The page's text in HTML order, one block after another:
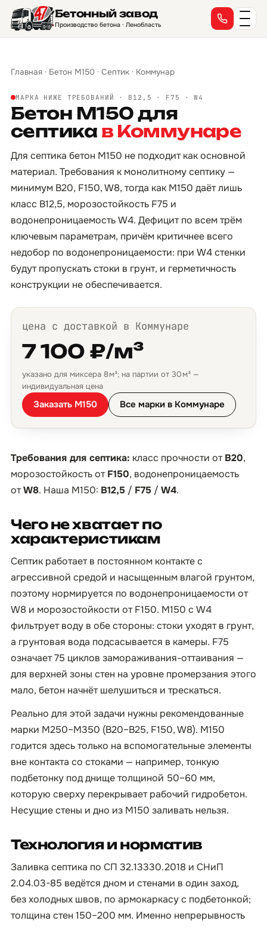
Бетонный завод
Производство бетона · Ленобласть
Главная · Бетон М150 · Септик · Коммунар
МАРКА НИЖЕ ТРЕБОВАНИЙ · B12,5 · F75 · W4
Бетон М150 для
септика в Коммунаре
Для септика бетон М150 не подходит как основной
материал. Требования к монолитному септику —
минимум B20, F150, W8, тогда как М150 даёт лишь
класс B12,5, морозостойкость F75 и
водонепроницаемость W4. Дефицит по всем трём
ключевым параметрам, причём критичнее всего
недобор по водонепроницаемости: при W4 стенки
будут пропускать стоки в грунт, и герметичность
конструкции не обеспечивается.
цена с доставкой в Коммунаре
7 100 ₽/м³
указано для миксера 8 м³; на партии от 30 м³ —
индивидуальная цена
Заказать М150 Все марки в Коммунаре
Требования для септика: класс прочности отB20,
морозостойкость отF150, водонепроницаемость
отW8. Наша М150: B12,5 / F75 / W4.
Чего не хватает по
характеристикам
Септик работает в постоянном контакте с
агрессивной средой и насыщенным влагой грунтом,
поэтому нормируется по водонепроницаемости от
W8 и морозостойкости от F150. М150 с W4
фильтрует воду в обе стороны: стоки уходят в грунт,
а грунтовая вода подсасывается в камеры. F75
означает 75 циклов замораживания-оттаивания —
для верхней зоны стен на уровне промерзания этого
мало, бетон начнёт шелушиться и трескаться.
Реально для этой задачи нужны рекомендованные
марки М250–М350 (B20–B25, F150, W8). М150
годится здесь только на вспомогательные элементы
вне контакта со стоками — например, тонкую
подбетонку под днище толщиной 50–60 мм,
которую сверху перекрывает рабочий гидробетон.
Несущие стены и дно из М150 заливать нельзя.
Технология и норматив
Заливка септика по СП 32.13330.2018 и СНиП
2.04.03-85 ведётся дном и стенами в один заход,
без холодных швов, по армокаркасу с подбетонкой;
толщина стен 150–200 мм. Именно непрерывность